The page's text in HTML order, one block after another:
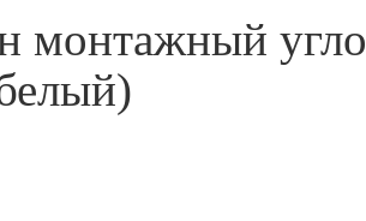
монтажный